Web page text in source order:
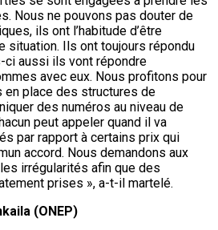
Nous ne pouvons pas douter de
ils ont l’habitude d’être
situation. Ils ont toujours répondu
aussi ils vont répondre
avec eux. Nous profitons pour
en place des structures de
des numéros au niveau de
peut appeler quand il va
par rapport à certains prix qui
accord. Nous demandons aux
irrégularités afin que des
prises », a-t-il martelé.
(ONEP)